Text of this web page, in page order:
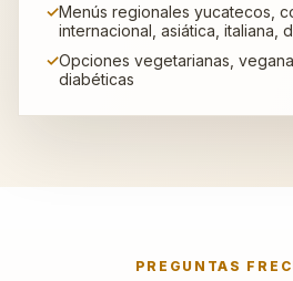
Menús regionales yucatecos,
internacional, asiática, italiana,
Opciones vegetarianas,
diabéticas
PREGUNTAS